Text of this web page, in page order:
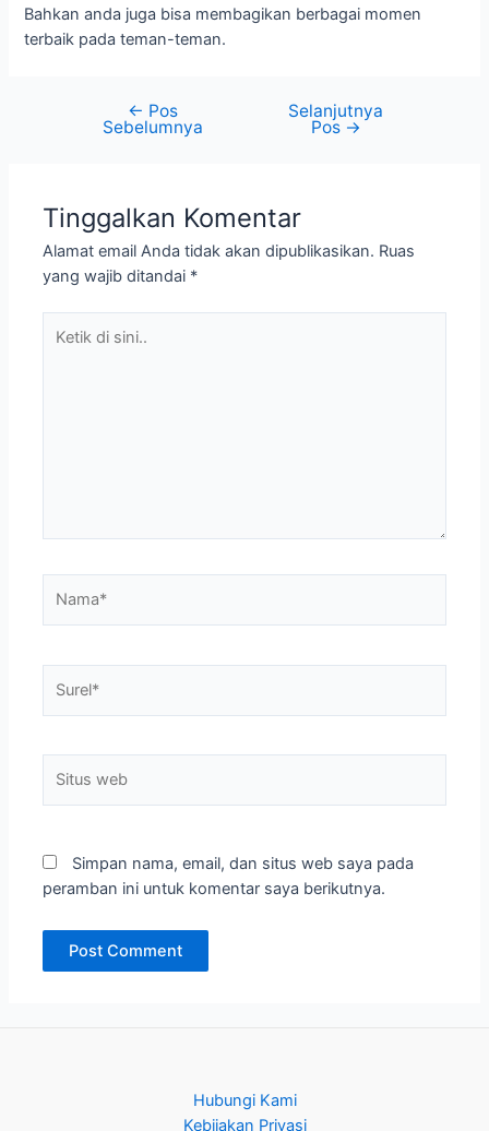
Bahkan anda juga bisa membagikan berbagai momen
terbaik pada teman-teman.
← Pos
Sebelumnya
Selanjutnya
Pos →
Tinggalkan Komentar
Alamat email Anda tidak akan dipublikasikan. Ruas
yang wajib ditandai *
web
Simpan nama, email, dan situs web saya pada
peramban ini untuk komentar saya berikutnya.
Hubungi Kami
Kebijakan Privasi